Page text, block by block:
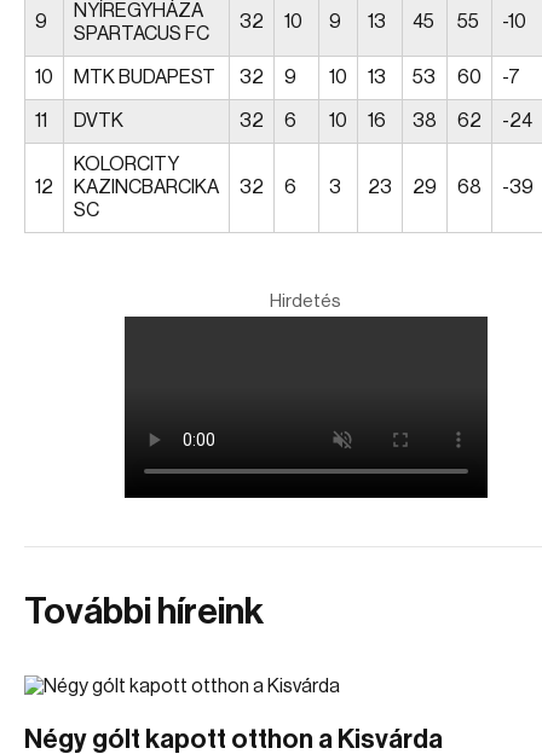
9
NYÍREGYHÁZA
SPARTACUS FC
32 10 9 13 45 55 -10
10 MTK BUDAPEST 32 9 10 13 53 60 -7
11 DVTK 32 6 10 16 38 62 -24
12
KOLORCITY
KAZINCBARCIKA
SC
32 6 3 23 29 68 -39
Hirdetés
További híreink
Négy gólt kapott otthon a Kisvárda